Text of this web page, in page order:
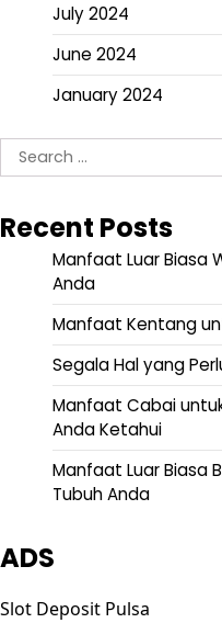
July 2024
June 2024
January 2024
Search
for:
Recent Posts
Manfaat Luar Biasa
Anda
Manfaat Kentang
Segala Hal yang
Manfaat Cabai
Anda Ketahui
Manfaat Luar Biasa
Tubuh Anda
ADS
Slot Deposit Pulsa